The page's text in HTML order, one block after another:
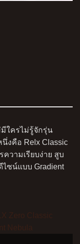
ใครไม่รู้จักรุ่น
นึ่งคือ Relx Classic
วามเรียบง่าย สูบ
ไซน์แบบ Gradient